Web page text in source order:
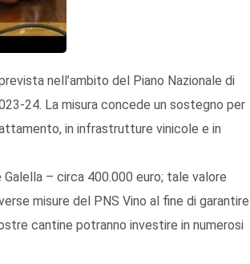
nell’ambito del Piano Nazionale di
24. La misura concede un sostegno per
in infrastrutture vinicole e in
– circa 400.000 euro; tale valore
misure del PNS Vino al fine di garantire
cantine potranno investire in numerosi